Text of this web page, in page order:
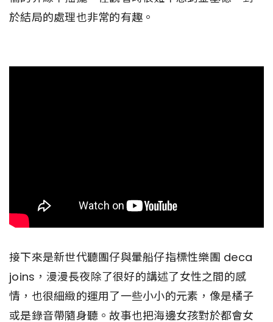
於結局的處理也非常的有趣。
接下來是新世代聽團仔與暈船仔指標性樂團 deca
joins，漫漫長夜除了很好的講述了女性之間的感
情，也很細緻的運用了一些小小的元素，像是橘子
或是錄音帶隨身聽。故事也把海邊女孩對於都會女